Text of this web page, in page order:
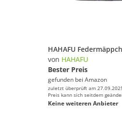
von HAHAFU
Bester Preis
gefunden bei Amazon
zuletzt überprüft am
Preis kann sich seitdem
Keine weiteren Anbieter